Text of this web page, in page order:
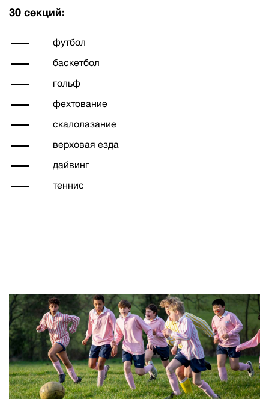
30 секций:
футбол
баскетбол
гольф
фехтование
скалолазание
верховая езда
дайвинг
теннис